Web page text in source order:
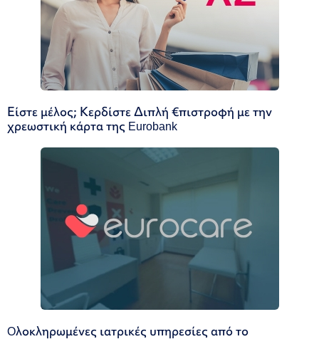
Είστε μέλος; Κερδίστε Διπλή €πιστροφή με την
χρεωστική κάρτα της Eurobank
Oλοκληρωμένες ιατρικές υπηρεσίες από το